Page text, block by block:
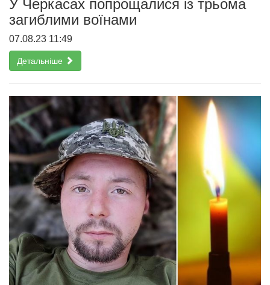
У Черкасах попрощалися із трьома
загиблими воїнами
07.08.23 11:49
Детальніше